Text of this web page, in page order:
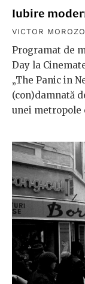
Iubire
VICTOR
Programat de
Day la
„The Panic in
(con)damnată
unei metropole